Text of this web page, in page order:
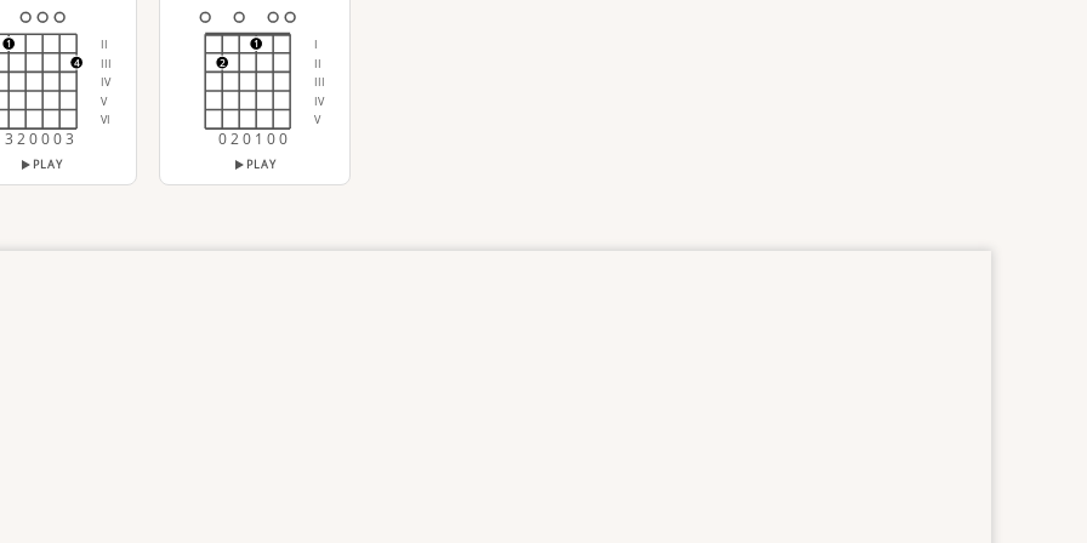
II
III
IV
V
VI
1
4
3 2 0 0 0 3
PLAY
I
II
III
IV
V
2
1
0 2 0 1 0 0
PLAY